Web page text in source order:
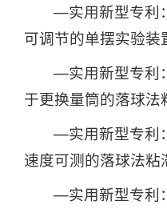
—实用新型专利
可调节的单摆实验装
—实用新型专利
于更换量筒的落球法
—实用新型专利
速度可测的落球法粘
—实用新型专利